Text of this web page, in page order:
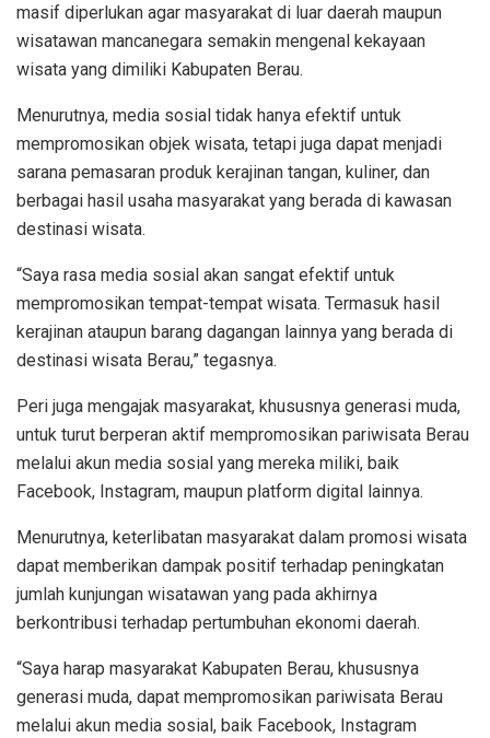
masif diperlukan agar masyarakat di luar daerah maupun
wisatawan mancanegara semakin mengenal kekayaan
wisata yang dimiliki Kabupaten Berau.
‎Menurutnya, media sosial tidak hanya efektif untuk
mempromosikan objek wisata, tetapi juga dapat menjadi
sarana pemasaran produk kerajinan tangan, kuliner, dan
berbagai hasil usaha masyarakat yang berada di kawasan
destinasi wisata.
‎“Saya rasa media sosial akan sangat efektif untuk
mempromosikan tempat-tempat wisata. Termasuk hasil
kerajinan ataupun barang dagangan lainnya yang berada di
destinasi wisata Berau,” tegasnya.
‎Peri juga mengajak masyarakat, khususnya generasi muda,
untuk turut berperan aktif mempromosikan pariwisata Berau
melalui akun media sosial yang mereka miliki, baik
Facebook, Instagram, maupun platform digital lainnya.
‎Menurutnya, keterlibatan masyarakat dalam promosi wisata
dapat memberikan dampak positif terhadap peningkatan
jumlah kunjungan wisatawan yang pada akhirnya
berkontribusi terhadap pertumbuhan ekonomi daerah.
‎“Saya harap masyarakat Kabupaten Berau, khususnya
generasi muda, dapat mempromosikan pariwisata Berau
melalui akun media sosial, baik Facebook, Instagram